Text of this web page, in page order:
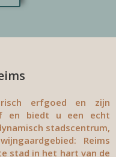
erfgoed en zijn
en biedt u een echt
stadscentrum,
Reims
stad in het hart van de